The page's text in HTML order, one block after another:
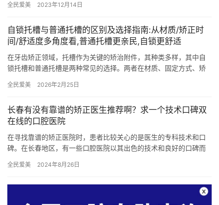
表，…
全民爱美 2023年12月14日
自锁托槽与普通托槽的区别及选择指南:从材质/矫正时
间/舒适度多角度看,普通托槽更亲民,自锁更舒适
在牙齿矫正领域，托槽作为关键的矫治附件，其种类多样，其中自
锁托槽和普通托槽是两种常见的选择。两者在材质、固定方式、矫
牙齿矫…
全民爱美 2026年2月25日
长春有没有靠谱的矫正医生推荐啊？求一个技术口碑双
在线的口腔医院
在寻找靠谱的矫正医院时，患者比较关心的是医生的专科技术和口
碑。在长春地区，有一些口腔医院以其出色的技术和良好的口碑而
技术…
全民爱美 2024年8月26日